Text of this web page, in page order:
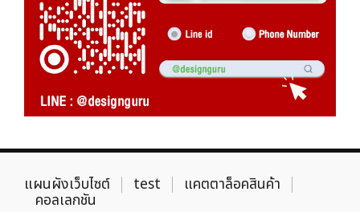
แผนผังเว็บไซต์ test แคตตาล็อคสินค้า
คอลเลกชัน